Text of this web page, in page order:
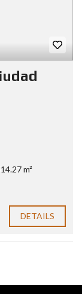
m²
DETAILS